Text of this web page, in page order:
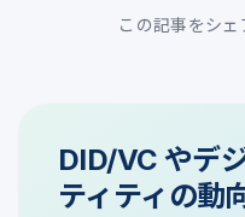
この記事をシェ
DID/VC やデ
ティティの動